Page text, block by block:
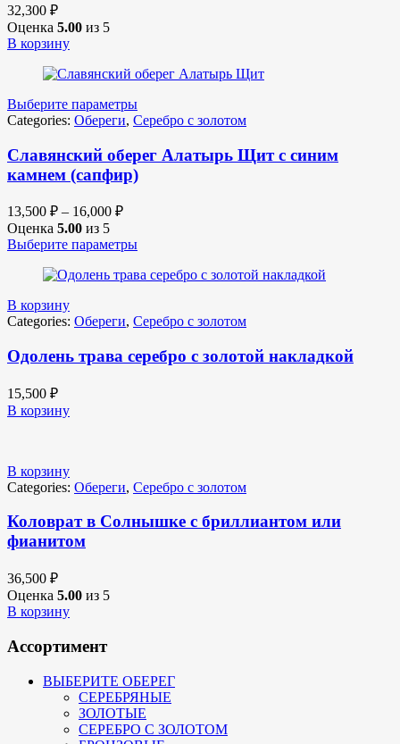
32,300 ₽
Оценка 5.00 из 5
В корзину
Выберите параметры
Categories: Обереги, Серебро с золотом
Славянский оберег Алатырь Щит с синим
камнем (сапфир)
13,500 ₽ – 16,000 ₽
Оценка 5.00 из 5
Выберите параметры
В корзину
Categories: Обереги, Серебро с золотом
Одолень трава серебро с золотой накладкой
15,500 ₽
В корзину
В корзину
Categories: Обереги, Серебро с золотом
Коловрат в Солнышке с бриллиантом или
фианитом
36,500 ₽
Оценка 5.00 из 5
В корзину
Ассортимент
ВЫБЕРИТЕ ОБЕРЕГ
СЕРЕБРЯНЫЕ
ЗОЛОТЫЕ
СЕРЕБРО С ЗОЛОТОМ